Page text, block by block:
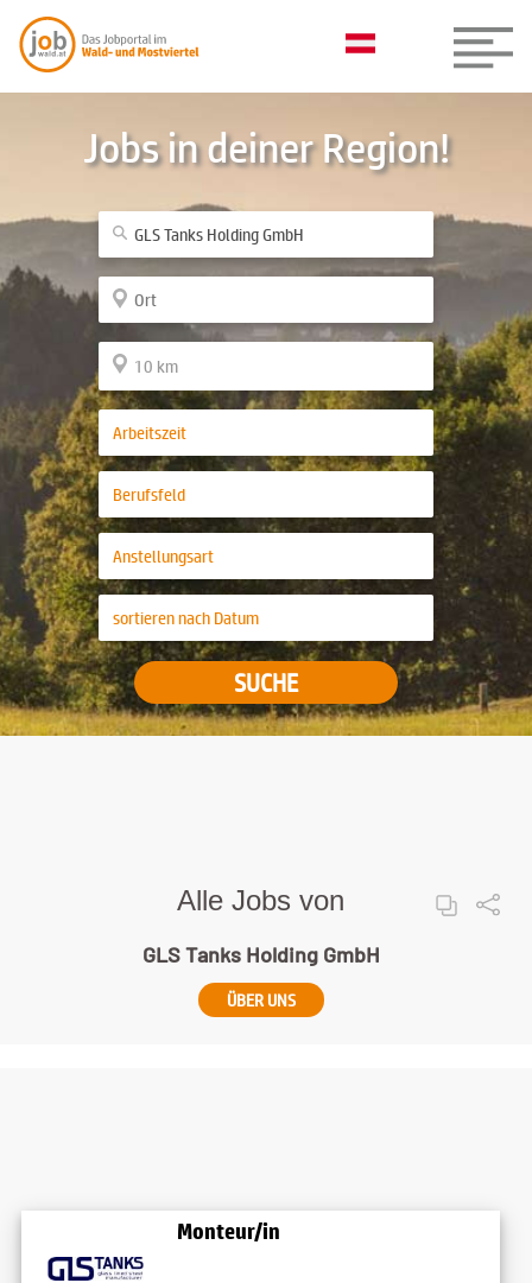
Jobs in deiner Region!
SUCHE
Alle Jobs von
GLS Tanks Holding GmbH
ÜBER UNS
Monteur/in